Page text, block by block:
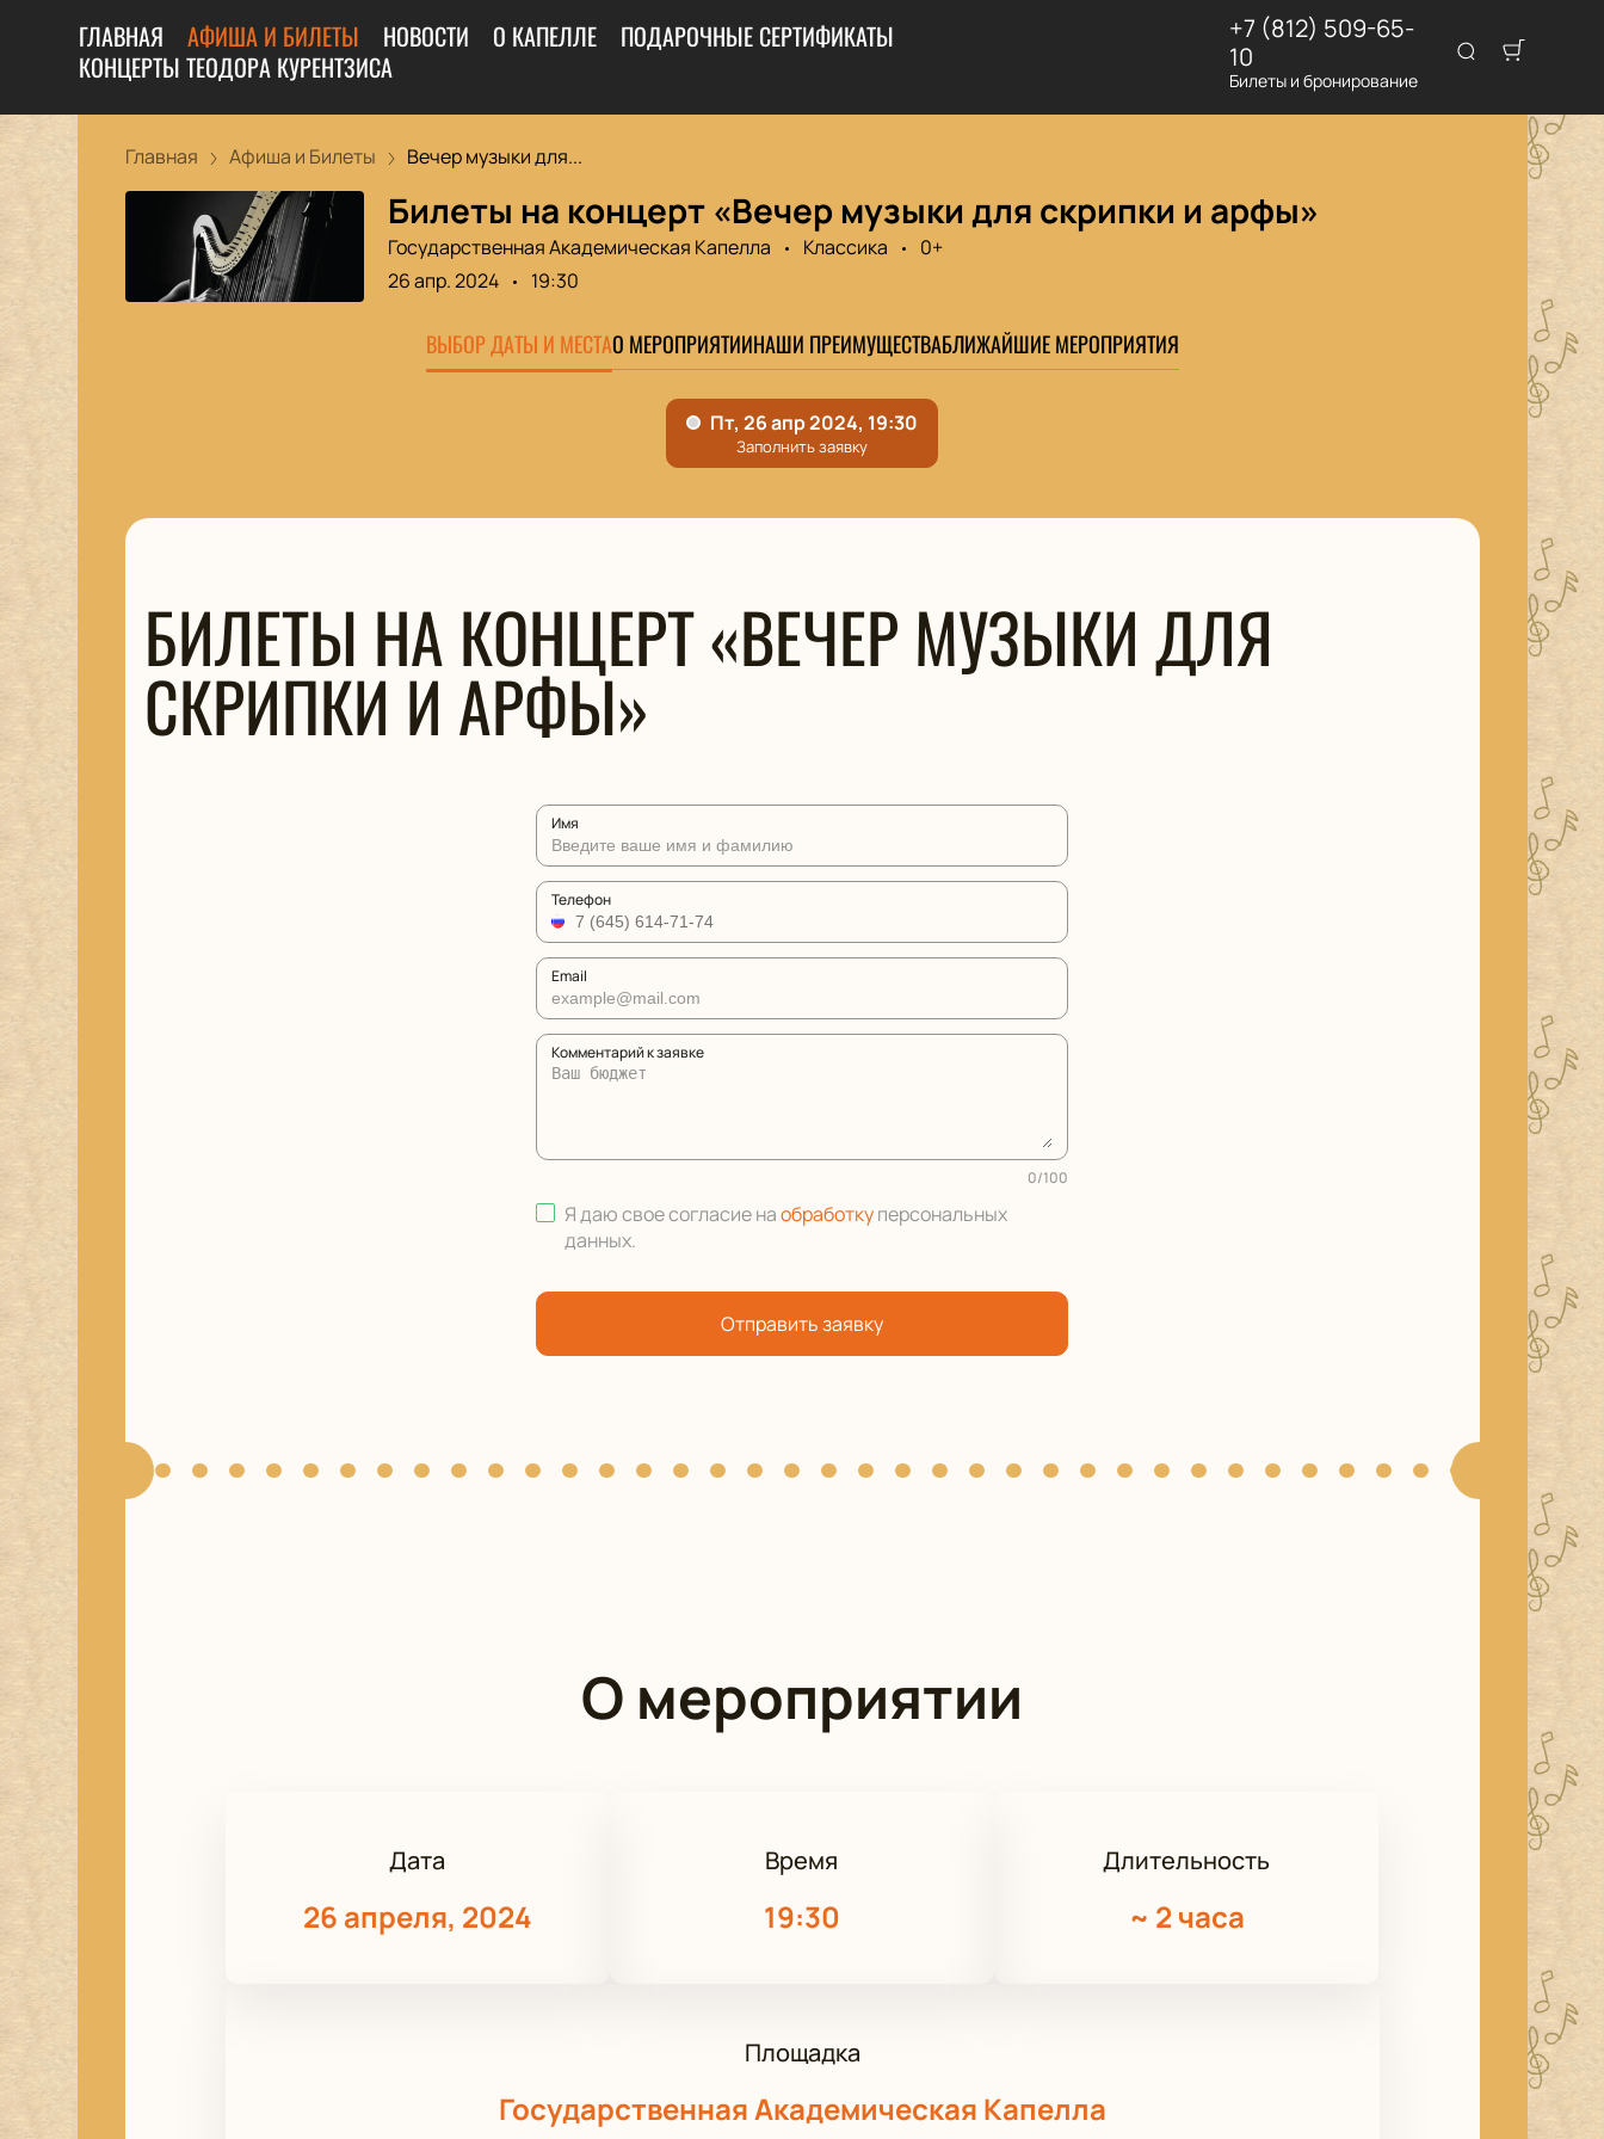
ГЛАВНАЯ АФИША И БИЛЕТЫ НОВОСТИ О КАПЕЛЛЕ
ПОДАРОЧНЫЕ СЕРТИФИКАТЫ
КОНЦЕРТЫ ТЕОДОРА КУРЕНТЗИСА
+7 (812) 509-65-
10
Билеты и бронирование
Главная Афиша и Билеты Вечер музыки для...
Билеты на концерт «Вечер музыки для скрипки и арфы»
Государственная Академическая Капелла Классика
0+
26 апр. 2024
19:30
ВЫБОР ДАТЫ И МЕСТАО МЕРОПРИЯТИИНАШИ ПРЕИМУЩЕСТВАБЛИЖАЙШИЕ МЕРОПРИЯТИЯ
БИЛЕТЫ НА КОНЦЕРТ «ВЕЧЕР МУЗЫКИ ДЛЯ
СКРИПКИ И АРФЫ»
Имя
Телефон
Email
Комментарий к заявке
0/100
Я даю свое согласие наобработкуперсональных
данных.
Отправить заявку
О мероприятии
Дата
26 апреля, 2024
Время
19:30
Длительность
~ 2 часа
Площадка
Государственная Академическая Капелла